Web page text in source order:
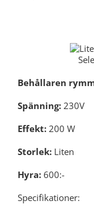
Behållaren
Spänning: 230V
Effekt: 200 W
Storlek: Liten
Hyra: 600:-
Specifikationer: